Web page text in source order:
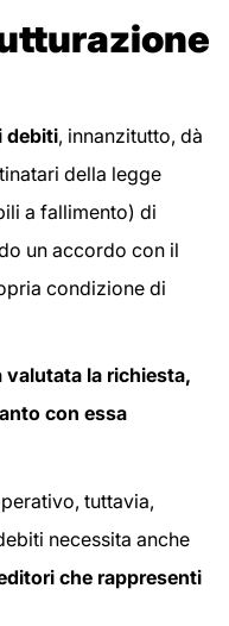
debiti, innanzitutto, dà
della legge
a fallimento) di
un accordo con il
condizione di
la richiesta,
con essa
tuttavia,
necessita anche
che rappresenti